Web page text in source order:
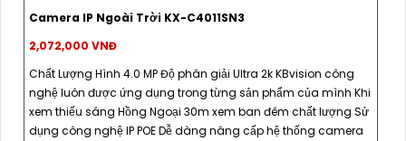
Camera IP Ngoài Trời KX-C4011SN3
2,072,000 VNĐ
Chất Lượng Hình 4.0 MP Độ phân giải Ultra 2k KBvision công
nghệ luôn được ứng dụng trong từng sản phẩm của mình Khi
xem thiếu sáng Hồng Ngoại 30m xem ban đêm chất lượng Sử
dụng công nghệ IP POE Dễ dàng nâng cấp hệ thống camera